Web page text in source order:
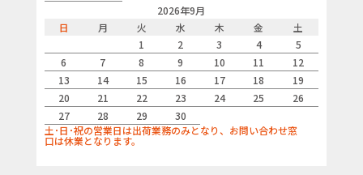
2026年9月
日
月 火 水 木 金
土
1
2 3 4
5
6
7 8 9 10 11
12
13
14 15 16 17 18
19
20
21 22 23 24 25
26
27
28 29
30
土･日･祝の営業日は出荷業務のみとなり、お問い合わせ窓
口は休業となります。